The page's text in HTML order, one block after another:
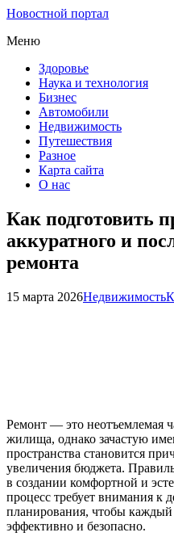
Новостной портал
Меню
Здоровье
Наука и технология
Бизнес
Автомобили
Недвижимость
Путешествия
Разное
Карта сайта
О нас
Как подготовить
аккуратного и
ремонта
15 марта 2026Недвижимость
Ремонт — это неотъемлемая
жилища, однако зачастую
пространства становится
увеличения бюджета.
в создании комфортной и
процесс требует внимания к
планирования, чтобы
эффективно и безопасно.